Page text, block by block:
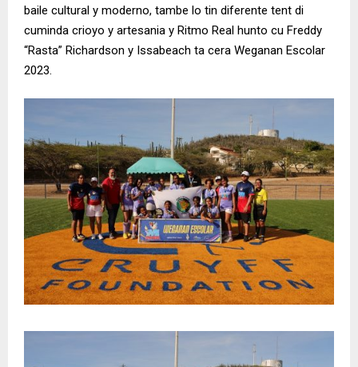
baile cultural y moderno, tambe lo tin diferente tent di
cuminda crioyo y artesania y Ritmo Real hunto cu Freddy
“Rasta” Richardson y Issabeach ta cera Weganan Escolar
2023.